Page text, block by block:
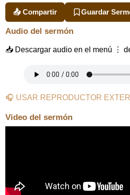
📤 Compartir Guardar
Audio del sermón
📥 Descargar audio en el menú ⋮
🎧 USAR REPRODUCTOR
Video del sermón